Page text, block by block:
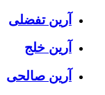
آرین تفضلی
آرین خلج
آرین صالحی